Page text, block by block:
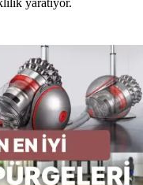
yaratıyor.